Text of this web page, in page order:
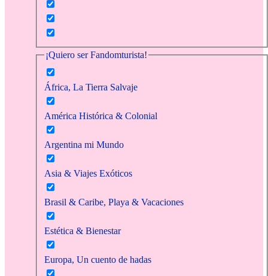
¡Quiero ser Fandomturista!
África, La Tierra Salvaje
América Histórica & Colonial
Argentina mi Mundo
Asia & Viajes Exóticos
Brasil & Caribe, Playa & Vacaciones
Estética & Bienestar
Europa, Un cuento de hadas